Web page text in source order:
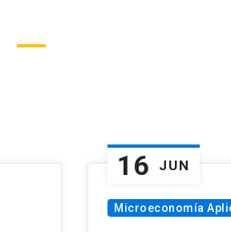
16 JUN
Microeconomía